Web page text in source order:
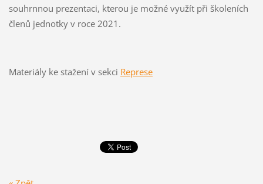
souhrnnou prezentaci, kterou je možné využít při školeních
členů jednotky v roce 2021.
Materiály ke stažení v sekci Represe